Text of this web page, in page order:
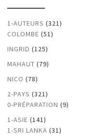
1-AUTEURS (321)
COLOMBE (51)
INGRID (125)
MAHAUT (79)
NICO (78)
2-PAYS (321)
0-PRÉPARATION (9)
1-ASIE (141)
1-SRI LANKA (31)